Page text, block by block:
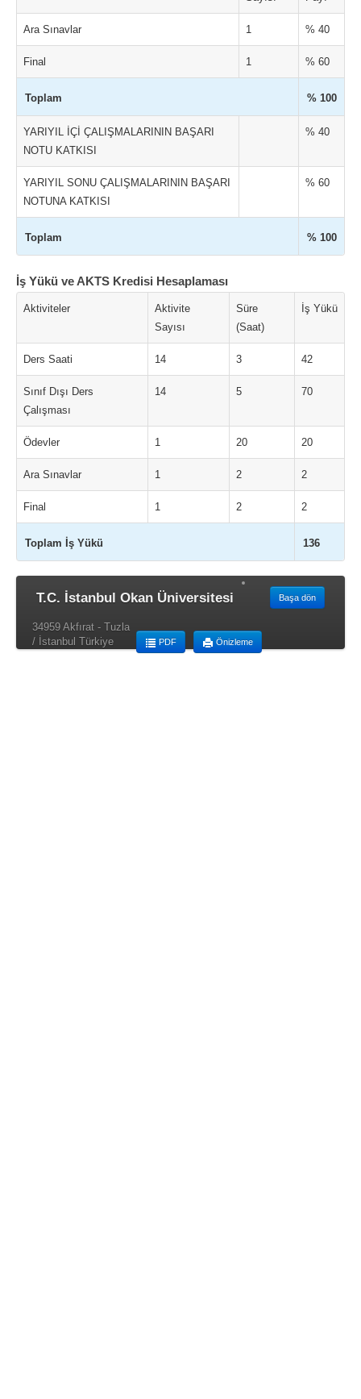
Ara Sınavlar 1 % 40
Final 1 % 60
Toplam % 100
YARIYIL İÇİ ÇALIŞMALARININ BAŞARI
NOTU KATKISI
% 40
YARIYIL SONU ÇALIŞMALARININ BAŞARI
NOTUNA KATKISI
% 60
Toplam % 100
İş Yükü ve AKTS Kredisi Hesaplaması
Aktiviteler
Aktivite
Sayısı
Süre
(Saat)
İş Yükü
Ders Saati 14 3 42
Sınıf Dışı Ders
Çalışması
14 5 70
Ödevler 1 20 20
Ara Sınavlar 1 2 2
Final 1 2 2
Toplam İş Yükü 136
T.C. İstanbul Okan Üniversitesi Başa dön
Önizleme
PDF
34959 Akfırat - Tuzla
/ İstanbul Türkiye